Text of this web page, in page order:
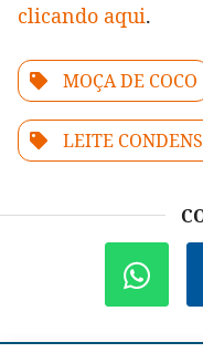
clicando aqui.
MOÇA DE COCO
LEITE